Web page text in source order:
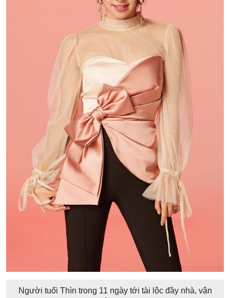
Người tuổi Thìn trong 11 ngày tới tài lộc đầy nhà, vận